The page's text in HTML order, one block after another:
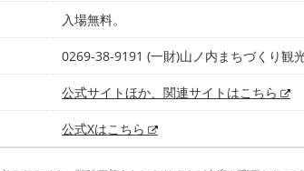
入場無料。
0269-38-9191 (一財)山ノ内まちづくり観
公式サイトほか、関連サイトはこちら
公式Xはこちら